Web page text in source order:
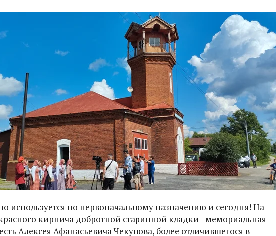
используется по первоначальному назначению и сегодня! На
кирпича добротной старинной кладки - мемориальная
Алексея Афанасьевича Чекунова, более отличившегося в